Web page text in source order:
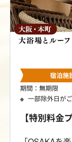
宿泊施
期間：無期限
一部除外日が
【特別料金